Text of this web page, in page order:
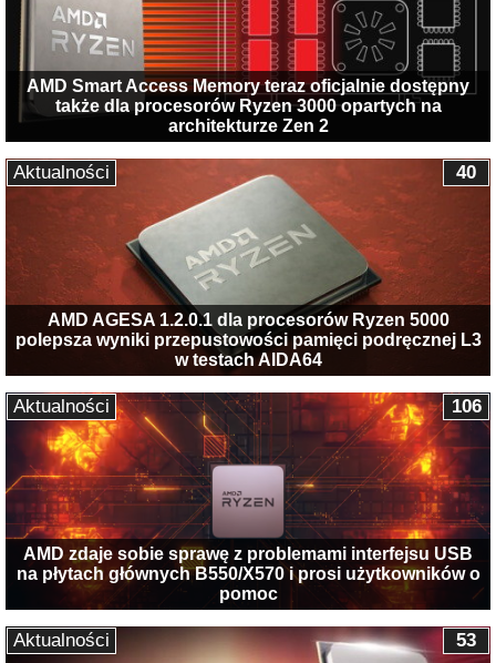
AMD Smart Access Memory teraz oficjalnie dostępny
także dla procesorów Ryzen 3000 opartych na
architekturze Zen 2
AMD AGESA 1.2.0.1 dla procesorów Ryzen 5000
polepsza wyniki przepustowości pamięci podręcznej L3
w testach AIDA64
40
Aktualności
AMD zdaje sobie sprawę z problemami interfejsu USB
na płytach głównych B550/X570 i prosi użytkowników o
pomoc
106
Aktualności
53
Aktualności